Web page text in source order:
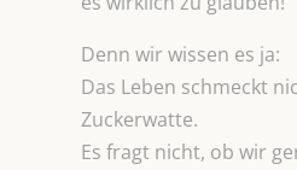
Denn wir wissen es ja:
Das Leben schmeckt
Zuckerwatte.
Es fragt nicht, ob wir